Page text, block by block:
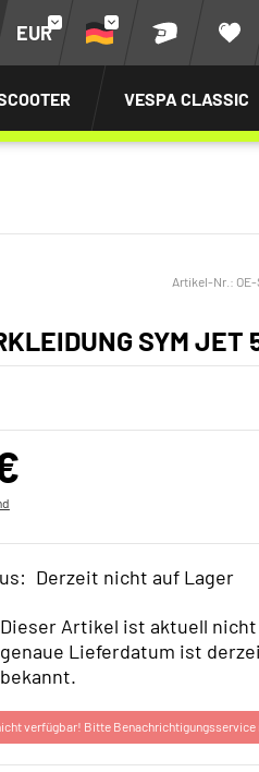
EUR
VESPA CLASSIC
Artikel-Nr.:
SYM JET
Derzeit nicht auf Lager
Dieser Artikel ist aktuell nicht
genaue Lieferdatum ist
bekannt.
verfügbar! Bitte Benachrichtigungsservice